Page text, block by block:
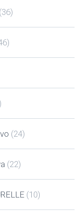
(36)
(24)
(22)
(10)